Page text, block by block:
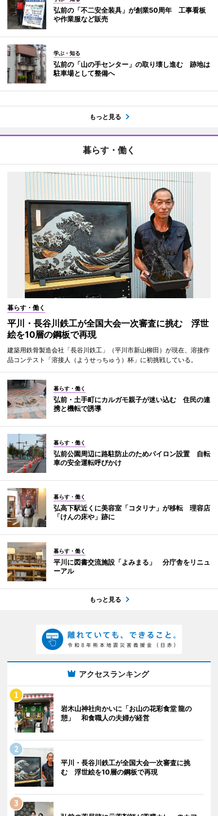
弘前の「不二安全装具」が創業50周年 工事看板
や作業服など販売
学ぶ・知る
弘前の「山の手センター」の取り壊し進む 跡地は
駐車場として整備へ
もっと見る
暮らす・働く
暮らす・働く
平川・長谷川鉄工が全国大会一次審査に挑む 浮世
絵を10層の鋼板で再現
建築用鉄骨製造会社「長谷川鉄工」（平川市新山柳田）が現在、溶接作
品コンテスト「溶接人（ようせっちゅう）杯」に初挑戦している。
暮らす・働く
弘前・土手町にカルガモ親子が迷い込む 住民の連
携と機転で誘導
暮らす・働く
弘前公園周辺に路駐防止のためパイロン設置 自転
車の安全運転呼びかけ
暮らす・働く
弘高下駅近くに美容室「コタリナ」が移転 理容店
「けんの床や」跡に
暮らす・働く
平川に図書交流施設「よみまる」 分庁舎をリニュ
ーアル
もっと見る
アクセスランキング
岩木山神社向かいに「お山の花彩食堂 龍の
憩」 和食職人の夫婦が経営
平川・長谷川鉄工が全国大会一次審査に挑
む 浮世絵を10層の鋼板で再現